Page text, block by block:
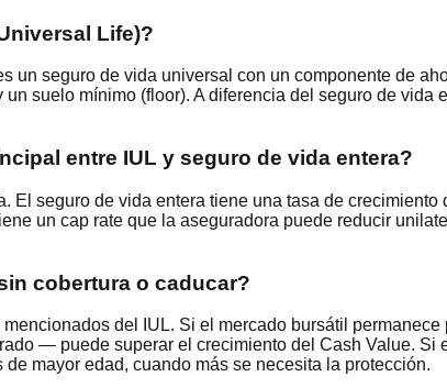
Life)?
un seguro de vida universal con un componente de
un suelo mínimo (floor). A diferencia del seguro de
entre IUL y seguro de vida entera?
El seguro de vida entera tiene una tasa de
un cap rate que la aseguradora puede reducir
cobertura o caducar?
del IUL. Si el mercado bursátil
— puede superar el crecimiento del Cash Value.
mayor edad, cuando más se necesita la protección.